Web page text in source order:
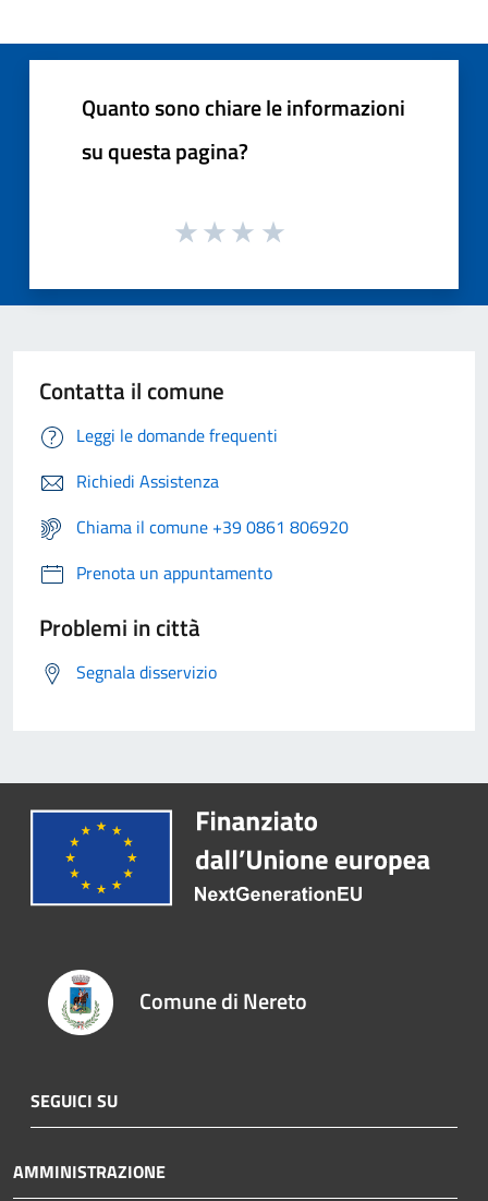
Quanto sono chiare le informazioni
su questa pagina?
Contatta il comune
Leggi le domande frequenti
Richiedi Assistenza
Chiama il comune +39 0861 806920
Prenota un appuntamento
Problemi in città
Segnala disservizio
Comune di Nereto
SEGUICI SU
AMMINISTRAZIONE